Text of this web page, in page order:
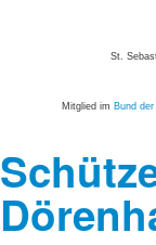
St.
Mitglied im Bund